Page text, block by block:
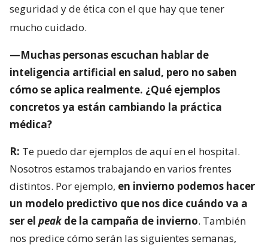
seguridad y de ética con el que hay que tener
mucho cuidado.
—Muchas personas escuchan hablar de
inteligencia artificial en salud, pero no saben
cómo se aplica realmente. ¿Qué ejemplos
concretos ya están cambiando la práctica
médica?
R: Te puedo dar ejemplos de aquí en el hospital.
Nosotros estamos trabajando en varios frentes
distintos. Por ejemplo, en invierno podemos hacer
un modelo predictivo que nos dice cuándo va a
ser el peakde la campaña de invierno. También
nos predice cómo serán las siguientes semanas,